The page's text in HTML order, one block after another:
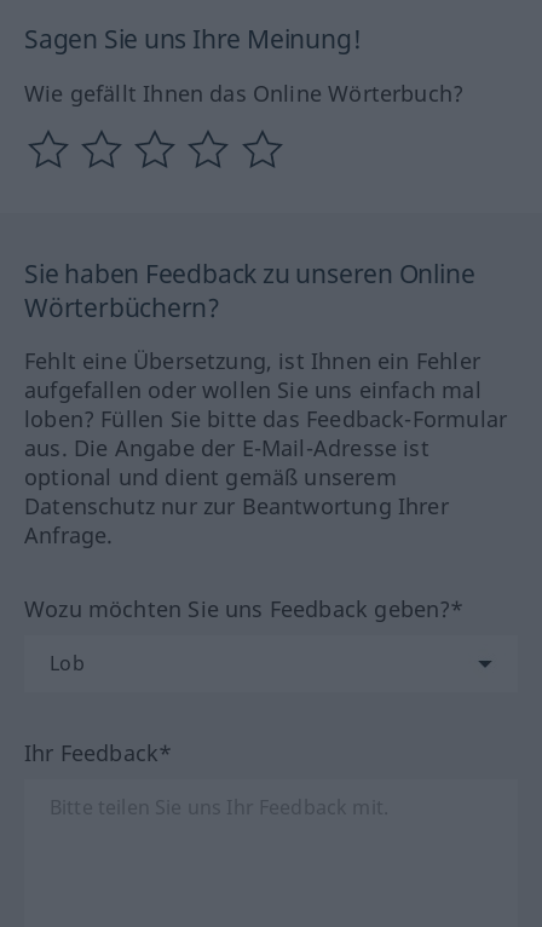
Sagen Sie uns Ihre Meinung!
Wie gefällt Ihnen das Online Wörterbuch?
Sie haben Feedback zu unseren Online
Wörterbüchern?
Fehlt eine Übersetzung, ist Ihnen ein Fehler
aufgefallen oder wollen Sie uns einfach mal
loben? Füllen Sie bitte das Feedback-Formular
aus. Die Angabe der E-Mail-Adresse ist
optional und dient gemäß unserem
Datenschutz nur zur Beantwortung Ihrer
Anfrage.
Wozu möchten Sie uns Feedback geben?*
Ihr Feedback*